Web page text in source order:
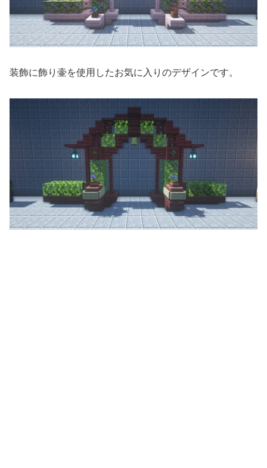
装飾に飾り壷を使用したお気に入りのデザインです。